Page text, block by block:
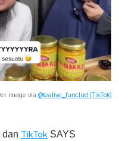
image via @tealive_funclud (TikTok)
dan TikTok SAYS